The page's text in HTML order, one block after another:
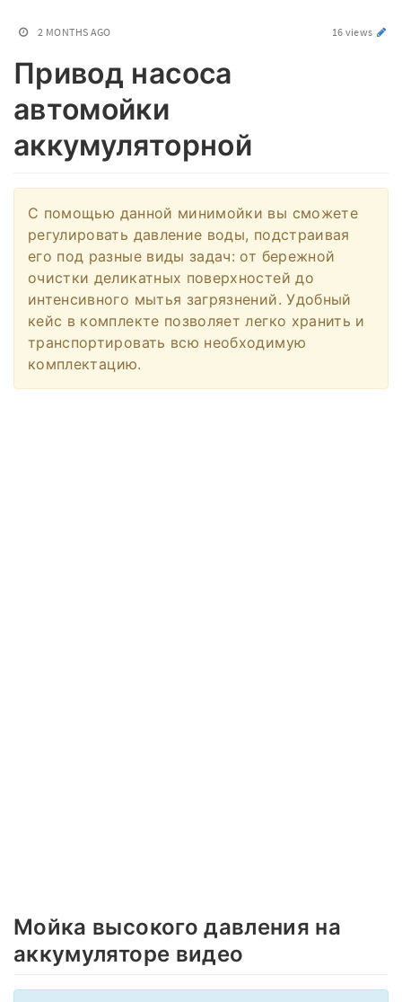
2 MONTHS AGO 16 views
Привод насоса
автомойки
аккумуляторной
С помощью данной минимойки вы сможете
регулировать давление воды, подстраивая
его под разные виды задач: от бережной
очистки деликатных поверхностей до
интенсивного мытья загрязнений. Удобный
кейс в комплекте позволяет легко хранить и
транспортировать всю необходимую
комплектацию.
Мойка высокого давления на
аккумуляторе видео